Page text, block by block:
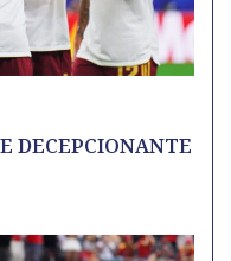
DECEPCIONANTE